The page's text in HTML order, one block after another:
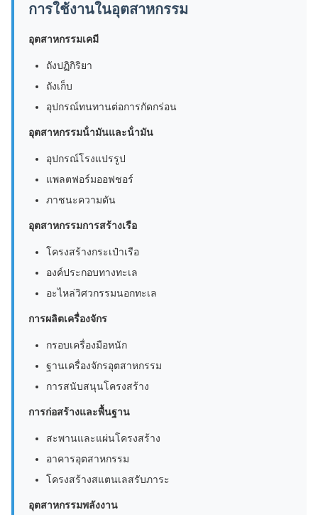
การใช้งานในอุตสาหกรรม
อุตสาหกรรมเคมี
ถังปฏิกิริยา
ถังเก็บ
อุปกรณ์ทนทานต่อการกัดกร่อน
อุตสาหกรรมน้ํามันและน้ํามัน
อุปกรณ์โรงแปรรูป
แพลตฟอร์มออฟชอร์
ภาชนะความดัน
อุตสาหกรรมการสร้างเรือ
โครงสร้างกระเป๋าเรือ
องค์ประกอบทางทะเล
อะไหล่วิศวกรรมนอกทะเล
การผลิตเครื่องจักร
กรอบเครื่องมือหนัก
ฐานเครื่องจักรอุตสาหกรรม
การสนับสนุนโครงสร้าง
การก่อสร้างและพื้นฐาน
สะพานและแผ่นโครงสร้าง
อาคารอุตสาหกรรม
โครงสร้างสแตนเลสรับภาระ
อุตสาหกรรมพลังงาน